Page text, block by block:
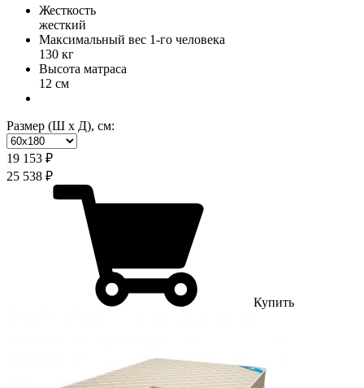
Жесткость
жесткий
Максимальный вес 1-го человека
130 кг
Высота матраса
12 см
Размер (Ш х Д), см:
19 153 ₽
25 538 ₽
Купить